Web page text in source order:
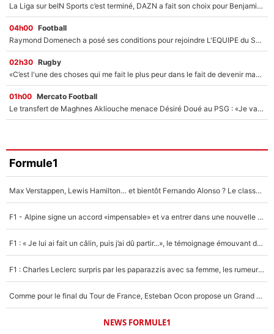
La Liga sur beIN Sports c’est terminé, DAZN a fait son choix pour Benjamin Da Silva et Omar Da Fonseca !
04h00 Football
Raymond Domenech a posé ses conditions pour rejoindre L'EQUIPE du Soir : Il refuse de faire l'émission avec un autre chroniqueur !
02h30 Rugby
«C’est l'une des choses qui me fait le plus peur dans le fait de devenir maman» : En couple avec Antoine Dupont, Iris Mittenaere s'inquiète déjà pour ses futurs enfants !
01h00 Mercato Football
Le transfert de Maghnes Akliouche menace Désiré Doué au PSG : «Je valide à 200%»
Formule1
Max Verstappen, Lewis Hamilton… et bientôt Fernando Alonso ? Le classement des pilotes les mieux payés en Formule 1 risque de changer !
F1 - Alpine signe un accord «impensable» et va entrer dans une nouvelle dimension : Grande nouvelle pour Pierre Gasly !
F1 : « Je lui ai fait un câlin, puis j’ai dû partir...», le témoignage émouvant de Max Verstappen sur sa fille
F1 : Charles Leclerc surpris par les paparazzis avec sa femme, les rumeurs étaient vraies !
Comme pour le final du Tour de France, Esteban Ocon propose un Grand Prix de Formule 1 à Paris : «Autour de l’Arc de Triomphe, ce serait génial» !
NEWS FORMULE1